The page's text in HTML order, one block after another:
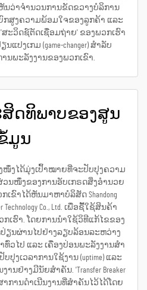
ນວ່າຈຳນວນການຂັດຂວາງບໍລິການ
ຍົກສູງຄວາມພ້ອມໃຈຂອງລູກຄ້າ ແລະ
ະວິດຊ໌ຕັດເຊື່ອມຖ່າຍ' ຂອງພວກເຮົາ
ປງເກມ (game-changer) ສຳລັບ
ນພະລັງງານຂອງພວກເຂົາ.
ດທິພາບຂອງສູນ
ມູນ
ໜຶ່ງໄດ້ມຸ່ງເປົ້າໝາຍທີ່ຈະປັບປຸງຄວາມ
ວນໜຶ່ງຂອງການອັບເກຣດສິ່ງອຳນວຍ
ຂົາໄດ້ຫັນມາຫາບໍລິສັດ Shandong
Technology Co., Ltd. ເພື່ອຊື້ໃຊ້ສິນຄ້າ
ພວກເຮົາ. ໂດຍການນຳໃຊ້ວິທີແກ້ໄຂຂອງ
ຽນຜ່ານໄປຢ່າງລຽບລ້ອນລະຫວ່າງ
ວໄປ ແລະ ເຄື່ອງປ່ອນພະລັງງານສຳ
ດ້ປັບປຸງເວລາການໃຊ້ງານ (uptime) ແລະ
ນຢ່າງມີນັຍສຳຄັນ. 'Transfer Breaker
າການດຳເນີນງານທີ່ສຳຄັນໄວ້ໄດ້ໂດຍ